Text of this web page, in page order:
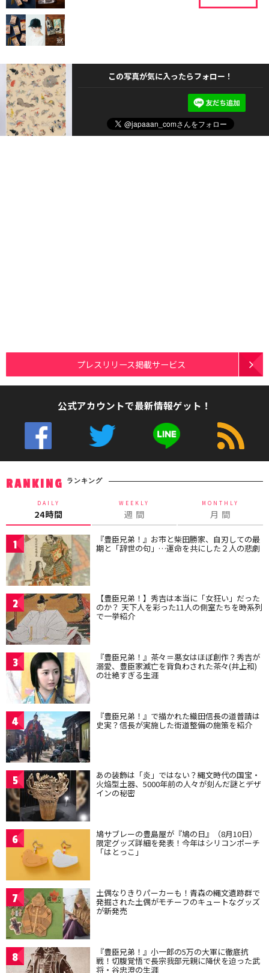
この写真が気に入ったらフォロー！
プレスリリース掲載サービス
公式アカウントで最新情報ゲット！
RANKING ランキング
DAILY
24時間
WEEKLY
週 間
MONTHLY
月 間
1 『豊臣兄弟！』お市と柴田勝家、自刃しての最
期と「辞世の句」…運命を共にした２人の悲劇
2 【豊臣兄弟！】秀吉は本当に「女狂い」だった
のか？ 天下人を彩った11人の側室たちを時系列
で一挙紹介
3 『豊臣兄弟！』茶々＝悪女はほぼ創作？秀吉が
溺愛、豊臣家滅亡を背負わされた茶々(井上和)
の壮絶すぎる生涯
4 『豊臣兄弟！』で描かれた織田信長の道普請は
史実？信長が実施した街道整備の施策を紹介
5 あの装飾は「炎」ではない？縄文時代の国宝・
火焔型土器、5000年前の人々が刻んだ謎とデザ
インの秘密
6 鳩サブレーの豊島屋が『鳩の日』（8月10日）
限定グッズ詳細を発表！今年はシリコンポーチ
「はとっこ」
7 土偶なりきりパーカーも！青森の縄文遺跡群で
発掘された土偶がモチーフのキュートなグッズ
が新発売
8 『豊臣兄弟！』小一郎の5万の大軍に徹底抗
戦！切腹覚悟で長宗我部元親に降伏を迫った武
将・谷忠澄の生涯